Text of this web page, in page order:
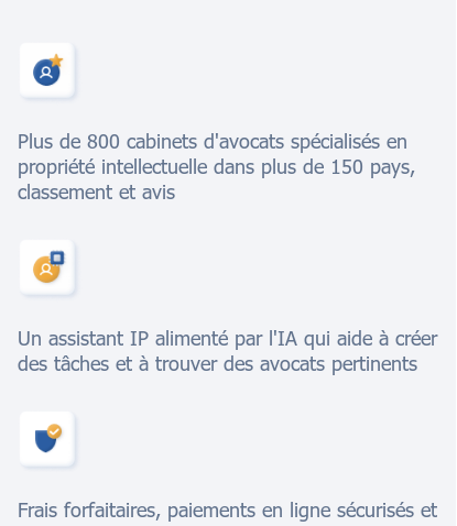
Plus de 800 cabinets d'avocats spécialisés en
propriété intellectuelle dans plus de 150 pays,
classement et avis
Un assistant IP alimenté par l'IA qui aide à créer
des tâches et à trouver des avocats pertinents
Frais forfaitaires, paiements en ligne sécurisés et